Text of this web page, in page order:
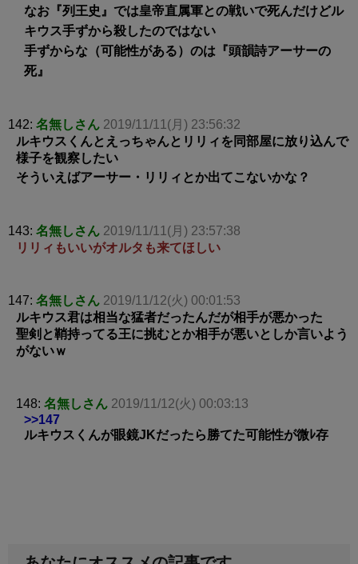
なお『列王史』では皇帝直属軍との戦いで死んだけどル
キウス手ずから殺したのではない
手ずからな（可能性がある）のは『頭韻詩アーサーの
死』
142: 名無しさん 2019/11/11(月) 23:56:32
ルキウスくんとえっちゃんとリリィを同部屋に放り込んで
様子を観察したい
そういえばアーサー・リリィとか出てこないかな？
143: 名無しさん 2019/11/11(月) 23:57:38
リリィもいいがオルタも来てほしい
147: 名無しさん 2019/11/12(火) 00:01:53
ルキウス君は相当な猛者だったんだが相手が悪かった
聖剣と鞘持ってる王に挑むとか相手が悪いとしか言いよう
がないｗ
148: 名無しさん 2019/11/12(火) 00:03:13
>>147
ルキウスくんが眼鏡JKだったら勝てた可能性が微ﾚ存